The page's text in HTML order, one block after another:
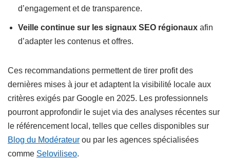
d’engagement et de transparence.
Veille continue sur les signaux SEO régionaux afin
d’adapter les contenus et offres.
Ces recommandations permettent de tirer profit des
dernières mises à jour et adaptent la visibilité locale aux
critères exigés par Google en 2025. Les professionnels
pourront approfondir le sujet via des analyses récentes sur
le référencement local, telles que celles disponibles sur
Blog du Modérateur ou par les agences spécialisées
comme Seloviliseo.